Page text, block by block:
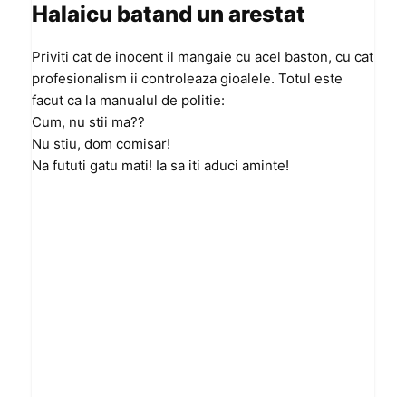
Halaicu batand un arestat
Priviti cat de inocent il mangaie cu acel baston, cu cat
profesionalism ii controleaza gioalele. Totul este
facut ca la manualul de politie:
Cum, nu stii ma??
Nu stiu, dom comisar!
Na fututi gatu mati! Ia sa iti aduci aminte!